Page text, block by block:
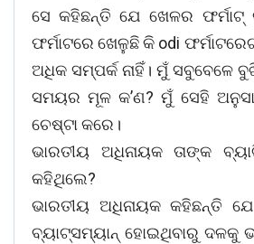
ସେ କହିଛନ୍ତି ଯେ ଖେଳର ଫର୍ମାଟ୍
ଫର୍ମାଟରେ ଖେଳୁଛି କି odi
ଅଧିକ ସମ୍ପର୍କ ନାହିଁ। ମୁଁ ସବୁବେଳେ
ସମୟର ମୂଳ କ’ଣ? ମୁଁ ସେହି
ଚେଷ୍ଟା କରେ।
ଭାରତୀୟ ଅଧିନାୟକ ତାଙ୍କ
କହିଥିଲେ?
ଭାରତୀୟ ଅଧିନାୟକ କହିଛନ୍ତି
ବ୍ୟାଟ୍ସମ୍ୟାନ୍ ହୋଇଥିବାରୁ